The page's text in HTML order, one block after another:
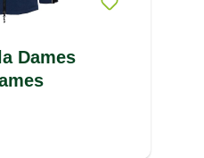
Dames
Jas Dames